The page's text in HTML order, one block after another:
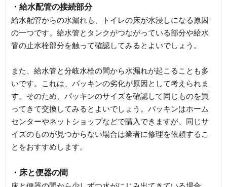
・給水配管の接続部分
給水配管からの水漏れも、トイレの床が水浸しになる原因
の一つです。給水管とタンクがつながっている部分や給水
管の止水栓部分を触って確認してみるとよいでしょう。
また、給水管と分岐水栓の間から水漏れが起こることも多
いです。これは、パッキンの劣化が原因として考えられま
す。そのため、パッキンのサイズを確認して同じものを買
ってきて交換してみるとよいでしょう。パッキンはホーム
センターやネットショップなどで購入できますが、同じサ
イズのものが見つからない場合は業者に修理を依頼するこ
とをおすすめします。
・床と便器の間